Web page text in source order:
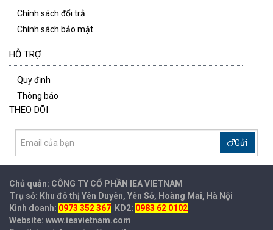
Chính sách đổi trả
Chính sách bảo mật
HỖ TRỢ
Quy định
Thông báo
THEO DÕI
Gửi
Chủ quản: CÔNG TY CỔ PHẦN IEAVIETNAM
Trụ sở: Khu đô thị Yên Duyên, Yên Sở, Hoàng Mai, Hà Nội
Kinh doanh: 0973 352 367 KD2: 0983 62 0102
Website: www.ieavietnam.com